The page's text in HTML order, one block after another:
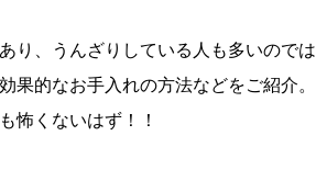
り、うんざりしている人も多いのでは
的なお手入れの方法などをご紹介。
怖くないはず！！